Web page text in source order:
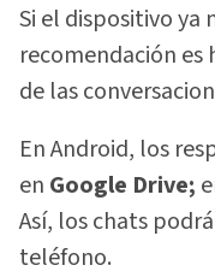
Si el dispositivo ya
recomendación es
de las
En Android, los
en Google Drive;
Así, los chats
teléfono.